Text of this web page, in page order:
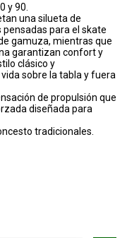
y 90.
una silueta de
para el skate
gamuza, mientras que
garantizan confort y
clásico y
sobre la tabla y fuera
de propulsión que
diseñada para
tradicionales.